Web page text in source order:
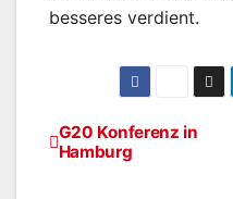
besseres verdient.
G20 Konferenz in
Hamburg